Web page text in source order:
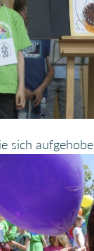
sich